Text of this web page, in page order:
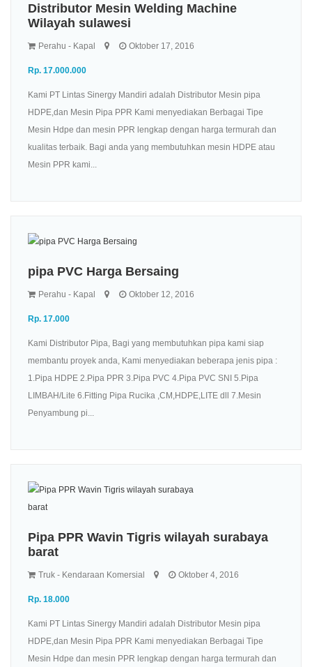
Distributor Mesin Welding Machine
Wilayah sulawesi
Perahu - Kapal Oktober 17, 2016
Rp. 17.000.000
Kami PT Lintas Sinergy Mandiri adalah Distributor Mesin pipa
HDPE,dan Mesin Pipa PPR Kami menyediakan Berbagai Tipe
Mesin Hdpe dan mesin PPR lengkap dengan harga termurah dan
kualitas terbaik. Bagi anda yang membutuhkan mesin HDPE atau
Mesin PPR kami...
pipa PVC Harga Bersaing
Perahu - Kapal Oktober 12, 2016
Rp. 17.000
Kami Distributor Pipa, Bagi yang membutuhkan pipa kami siap
membantu proyek anda, Kami menyediakan beberapa jenis pipa :
1.Pipa HDPE 2.Pipa PPR 3.Pipa PVC 4.Pipa PVC SNI 5.Pipa
LIMBAH/Lite 6.Fitting Pipa Rucika ,CM,HDPE,LITE dll 7.Mesin
Penyambung pi...
Pipa PPR Wavin Tigris wilayah surabaya
barat
Truk - Kendaraan Komersial Oktober 4, 2016
Rp. 18.000
Kami PT Lintas Sinergy Mandiri adalah Distributor Mesin pipa
HDPE,dan Mesin Pipa PPR Kami menyediakan Berbagai Tipe
Mesin Hdpe dan mesin PPR lengkap dengan harga termurah dan